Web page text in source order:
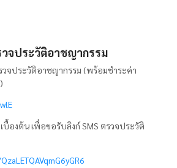
จประวัติอาชญากรรม
วจประวัติอาชญากรรม (พร้อมชำระค่า
บื้องต้น เพื่อขอรับลิงก์ SMS ตรวจประวัติ